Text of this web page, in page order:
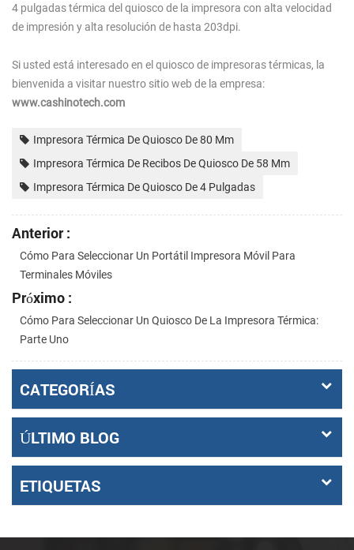
4 pulgadas térmica del quiosco de la impresora con alta velocidad
de impresión y alta resolución de hasta 203dpi.
Si usted está interesado en el quiosco de impresoras térmicas, la
bienvenida a visitar nuestro sitio web de la empresa:
www.cashinotech.com
Impresora Térmica De Quiosco De 80 Mm
Impresora Térmica De Recibos De Quiosco De 58 Mm
Impresora Térmica De Quiosco De 4 Pulgadas
Anterior :
Cómo Para Seleccionar Un Portátil Impresora Móvil Para
Terminales Móviles
Próximo :
Cómo Para Seleccionar Un Quiosco De La Impresora Térmica:
Parte Uno
CATEGORÍAS
ÚLTIMO BLOG
ETIQUETAS